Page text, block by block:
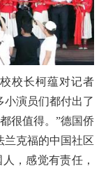
校长柯蕴对记者
小演员们都付出了
很值得。”德国侨
兰克福的中国社区
，感觉有责任，